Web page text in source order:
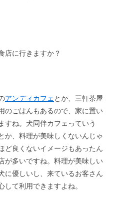
店に行きますか？
アンディカフェ とか、三軒茶屋
のごはんもあるので、家に置い
すね。犬同伴カフェっていう
か、料理が美味しくないんじゃ
ど良くないイメージもあったん
が多いですね。料理が美味しい
に優しいし、来ているお客さん
して利用できますよね。